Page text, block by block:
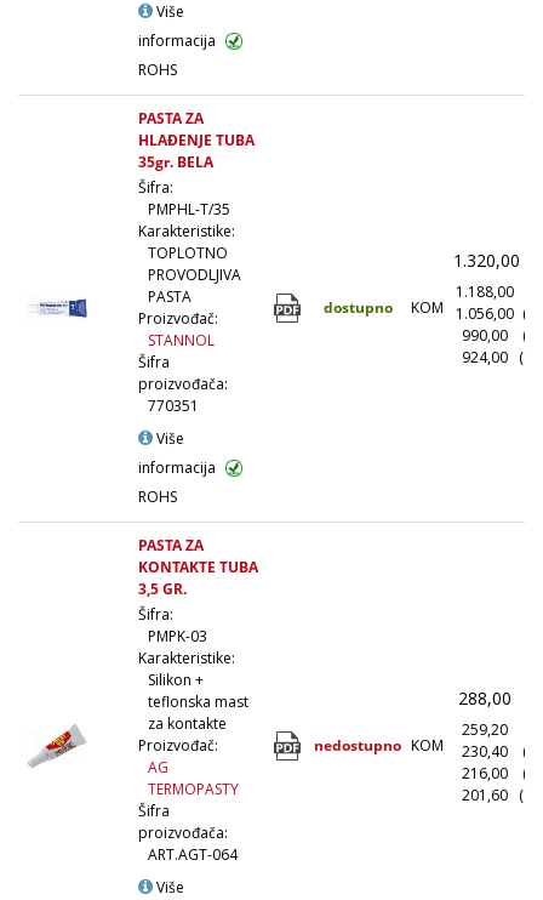
Više
informacija
ROHS
PASTA ZA
HLAĐENJE TUBA
35gr. BELA
Šifra:
PMPHL-T/35
Karakteristike:
TOPLOTNO
PROVODLJIVA
PASTA
Proizvođač:
STANNOL
Šifra
proizvođača:
770351
Više
informacija
ROHS
dostupno KOM
1.320,00
1.188,00
1.056,00
990,00
924,00
PASTA ZA
KONTAKTE TUBA
3,5 GR.
Šifra:
PMPK-03
Karakteristike:
Silikon +
teflonska mast
za kontakte
Proizvođač:
AG
TERMOPASTY
Šifra
proizvođača:
ART.AGT-064
Više
nedostupno KOM
288,00
259,20
230,40
216,00
201,60